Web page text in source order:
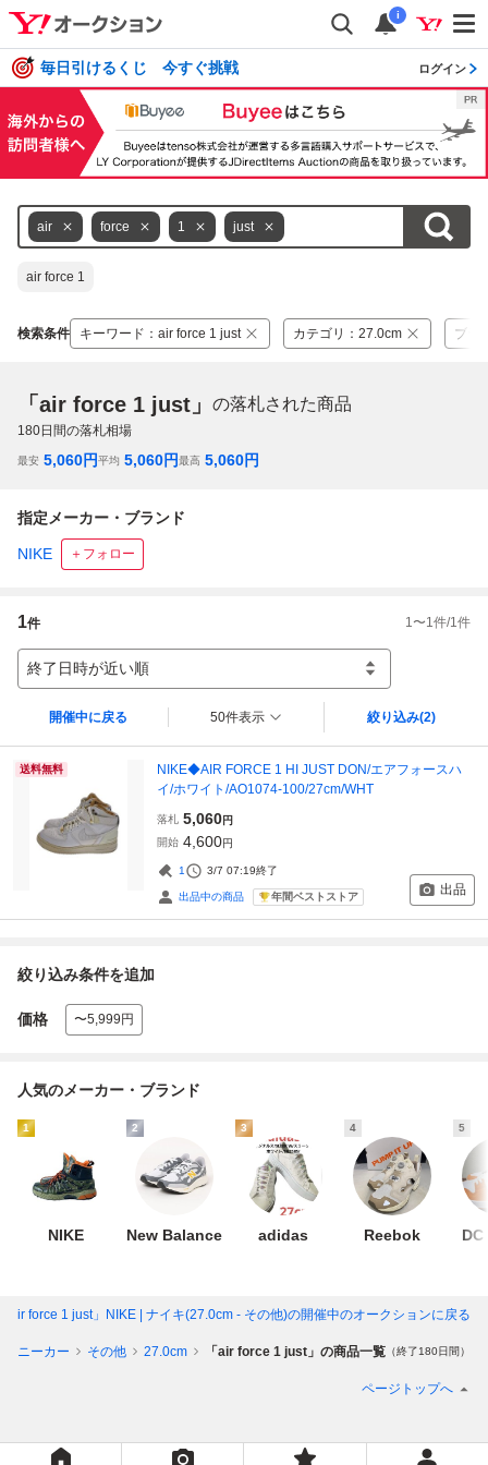
i
毎日引けるくじ 今すぐ挑戦 ログイン
air force 1 just
air force 1
検索条件 キーワード ： air force 1 just カテゴリ ： 27.0cm ブラ
「air force 1 just」 の落札された商品
180日間の落札相場
最安 5,060円平均 5,060円最高 5,060円
指定メーカー・ブランド
NIKE ＋フォロー
1件 1 〜1 件/1 件
終了日時が近い順
開催中に戻る 50件表示 絞り込み(2)
送料無料
NIKE◆AIR FORCE 1 HI JUST DON/エアフォースハ
イ/ホワイト/AO1074-100/27cm/WHT
落札 5,060円
開始 4,600円
1 3/7 07:19終了
出品中の商品 年間ベストストア 出品
絞り込み条件を追加
価格 〜5,999円
人気のメーカー・ブランド
1
NIKE
2
New Balance
3
adidas
4
Reebok
5
DC
air force 1 just」NIKE | ナイキ(27.0cm - その他)の開催中のオークションに戻る
スニーカー その他 27.0cm 「air force 1 just」の商品一覧 （終了180日間）
ページトップへ